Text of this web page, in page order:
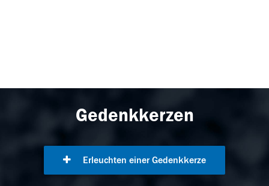
Gedenkkerzen
Erleuchten einer Gedenkkerze